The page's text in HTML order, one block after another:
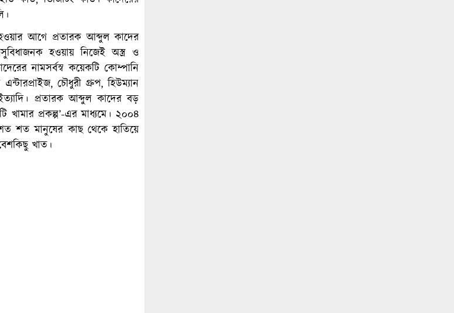
আগে প্রতারক আব্দুল কাদের
হওয়ায় নিজেই অস্ত্র ও
নামসর্বস্ব কয়েকটি কোম্পানি
চৌধুরী গ্রুপ, হিউম্যান
প্রতারক আব্দুল কাদের বড়
খামার প্রকল্প’-এর মাধ্যমে। ২০০৪
শত মানুষের কাছ থেকে হাতিয়ে
খাত।